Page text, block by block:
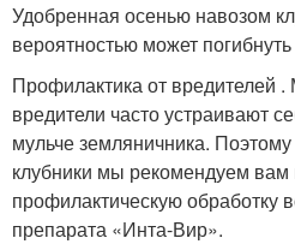
Удобренная осенью навозом
вероятностью может
Профилактика от вредителей
вредители часто устраивают
мульче земляничника.
клубники мы рекомендуем вам
профилактическую обработку
препарата «Инта-Вир».